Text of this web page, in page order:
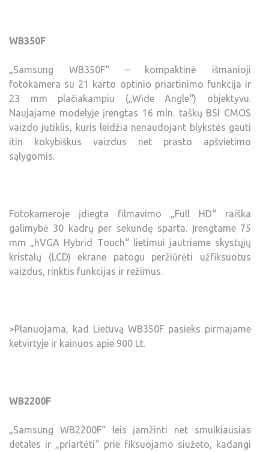
WB350F
„Samsung WB350F“ – kompaktinė išmanioji
fotokamera su 21 karto optinio priartinimo funkcija ir
23 mm plačiakampiu („Wide Angle“) objektyvu.
Naujajame modelyje įrengtas 16 mln. taškų BSI CMOS
vaizdo jutiklis, kuris leidžia nenaudojant blykstės gauti
itin kokybiškus vaizdus net prasto apšvietimo
sąlygomis.
Fotokameroje įdiegta filmavimo „Full HD“ raiška
galimybė 30 kadrų per sekundę sparta. Įrengtame 75
mm „hVGA Hybrid Touch“ lietimui jautriame skystųjų
kristalų (LCD) ekrane patogu peržiūrėti užfiksuotus
vaizdus, rinktis funkcijas ir režimus.
>Planuojama, kad Lietuvą WB350F pasieks pirmajame
ketvirtyje ir kainuos apie 900 Lt.
WB2200F
„Samsung WB2200F“ leis įamžinti net smulkiausias
detales ir „priartėti“ prie fiksuojamo siužeto, kadangi